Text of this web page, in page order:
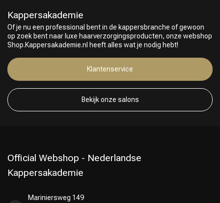
Keuze van onze Kappers
Kappersakademie
Of je nu een professional bent in de kappersbranche of gewoon
op zoek bent naar luxe haarverzorgingsproducten, onze webshop
Shop.Kappersakademie.nl heeft alles wat je nodig hebt!
Klantenservice
Bekijk onze salons
Official Webshop - Nederlandse
Kappersakademie
Mariniersweg 149